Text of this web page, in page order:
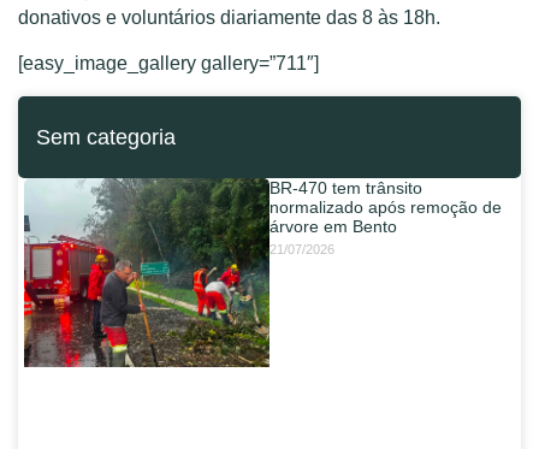
donativos e voluntários diariamente das 8 às 18h.
[easy_image_gallery gallery=”711″]
Sem categoria
BR-470 tem trânsito
normalizado após remoção de
árvore em Bento
21/07/2026